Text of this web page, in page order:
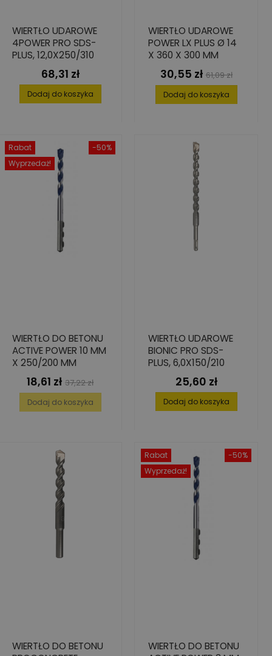
WIERTŁO UDAROWE
4POWER PRO SDS-
PLUS, 12,0X250/310
Cena
68,31 zł
Dodaj do koszyka
WIERTŁO UDAROWE
POWER LX PLUS Ø 14
X 360 X 300 MM
Cena
30,55 zł Cena
podstawowa
61,09 zł
Dodaj do koszyka
-50%
Rabat
Wyprzedaż!
WIERTŁO DO BETONU
ACTIVE POWER 10 MM
X 250/200 MM
Cena
18,61 zł Cena
podstawowa
37,22 zł
Dodaj do koszyka
WIERTŁO UDAROWE
BIONIC PRO SDS-
PLUS, 6,0X150/210
Cena
25,60 zł
Dodaj do koszyka
WIERTŁO DO BETONU
-50%
Rabat
Wyprzedaż!
WIERTŁO DO BETONU